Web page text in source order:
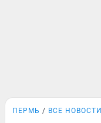
ПЕРМЬ ВСЕ НОВОСТИ